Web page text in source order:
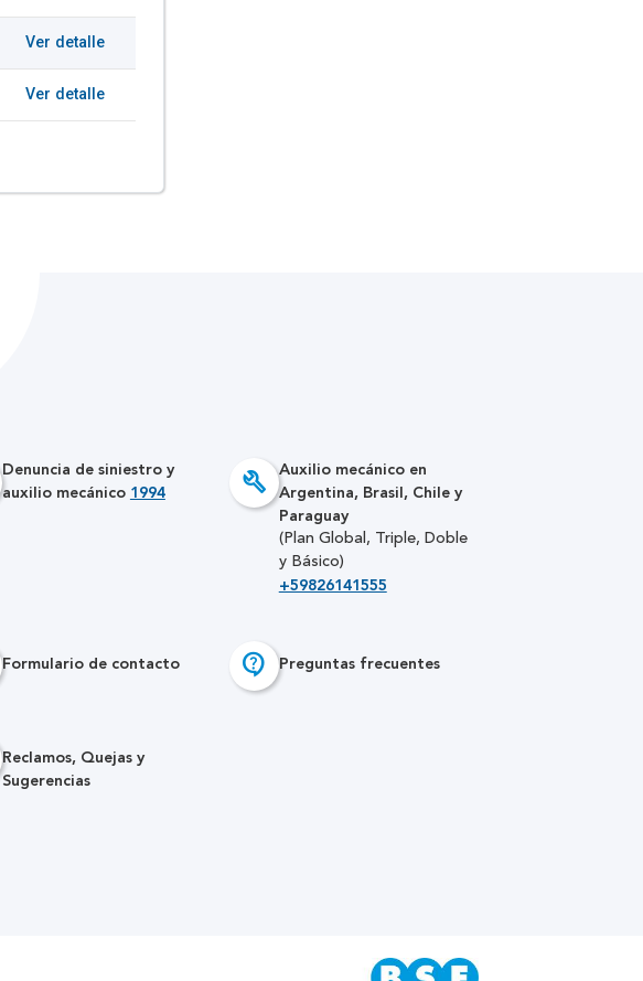
Ver detalle
Ver detalle
Denuncia de siniestro y
auxilio mecánico 1994 build
Auxilio mecánico en
Argentina, Brasil, Chile y
Paraguay
(Plan Global, Triple, Doble
y Básico)
+59826141555
Formulario de contacto contact_support Preguntas frecuentes
Reclamos, Quejas y
Sugerencias